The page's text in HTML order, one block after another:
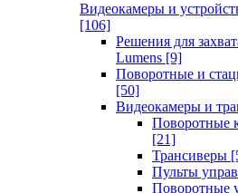
Видеокамеры и
[106]
Решения для
Lumens [9]
Поворотные и
[50]
Видеокамеры и
Поворотные
[21]
Трансиверы
Пульты
Поворотные